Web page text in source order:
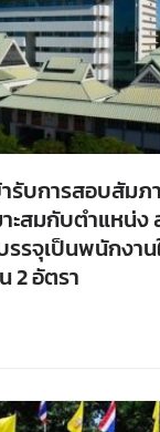
รับการสอบสัม
าะสมกับตำแหน่ง
รจุเป็นพนักงา
2 อัตรา